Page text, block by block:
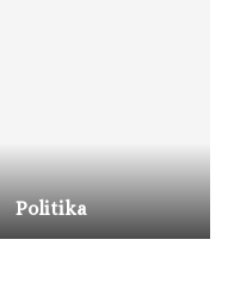
Politika